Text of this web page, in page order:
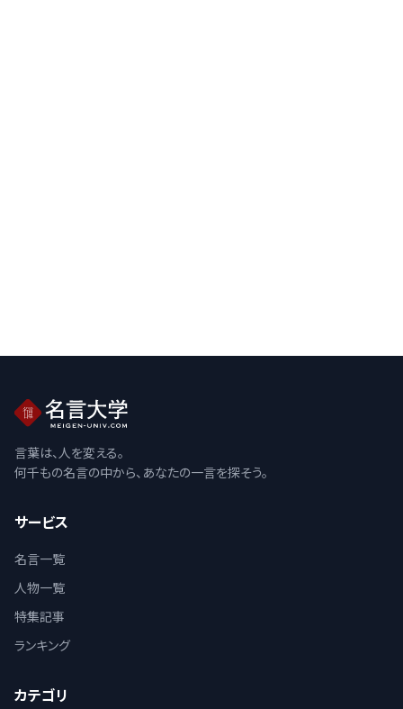
言葉は、人を変える。
何千もの名言の中から、あなたの一言を探そう。
サービス
名言一覧
人物一覧
特集記事
ランキング
カテゴリ